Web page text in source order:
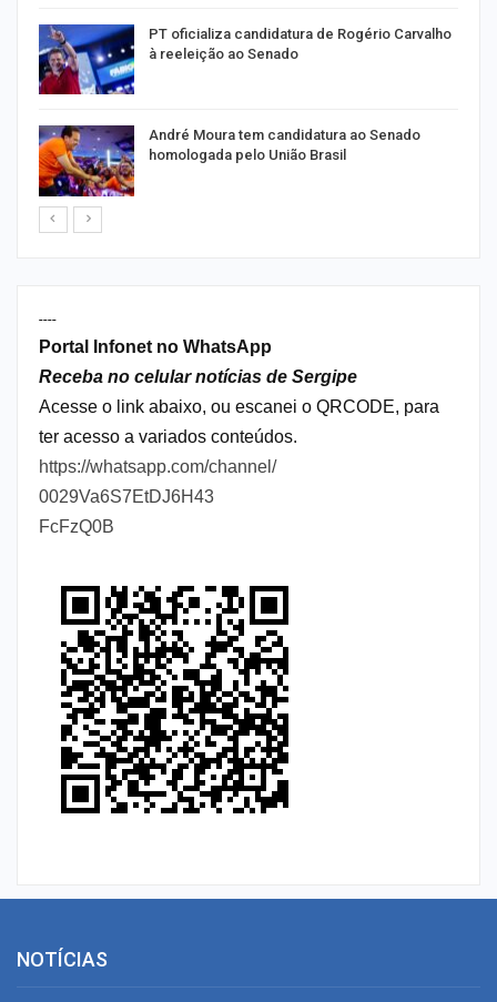
PT oficializa candidatura de Rogério Carvalho
à reeleição ao Senado
André Moura tem candidatura ao Senado
homologada pelo União Brasil
----
Portal Infonet no WhatsApp
Receba no celular notícias de Sergipe
Acesse o link abaixo, ou escanei o QRCODE, para
ter acesso a variados conteúdos.
https://whatsapp.com/channel/
0029Va6S7EtDJ6H43
FcFzQ0B
NOTÍCIAS